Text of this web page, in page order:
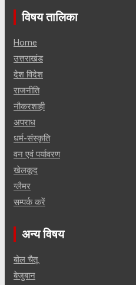
विषय तालिका
Home
उत्तराखंड
देश विदेश
राजनीति
नौकरशाही
अपराध
धर्म-संस्कृति
वन एवं पर्यावरण
खेलकूद
ग्लैमर
सम्पर्क करें
अन्य विषय
बोल चैतू
बेजुबान